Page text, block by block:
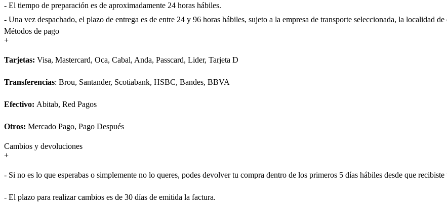
- El tiempo de preparación es de aproximadamente 24 horas hábiles.
- Una vez despachado, el plazo de entrega es de entre 24 y 96 horas hábiles, sujeto a la empresa de transporte seleccionada, la localidad
Métodos de pago
+
Tarjetas: Visa, Mastercard, Oca, Cabal, Anda, Passcard, Lider, Tarjeta D
Transferencias: Brou, Santander, Scotiabank, HSBC, Bandes, BBVA
Efectivo: Abitab, Red Pagos
Otros: Mercado Pago, Pago Después
Cambios y devoluciones
+
- Si no es lo que esperabas o simplemente no lo queres, podes devolver tu compra dentro de los primeros 5 días hábiles desde que
- El plazo para realizar cambios es de 30 días de emitida la factura.